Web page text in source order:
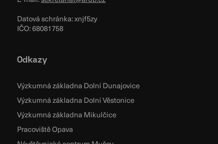
Datová schránka: xnjf5zy
IČO: 68081758
Odkazy
Výzkumná základna Dolní Dunajovice
Výzkumná základna Dolní Věstonice
Výzkumná základna Mikulčice
Pracoviště Opava